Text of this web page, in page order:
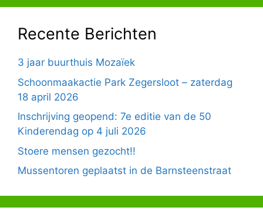
Recente Berichten
3 jaar buurthuis Mozaïek
Schoonmaakactie Park Zegersloot – zaterdag
18 april 2026
Inschrijving geopend: 7e editie van de 50
Kinderendag op 4 juli 2026
Stoere mensen gezocht!!
Mussentoren geplaatst in de Barnsteenstraat